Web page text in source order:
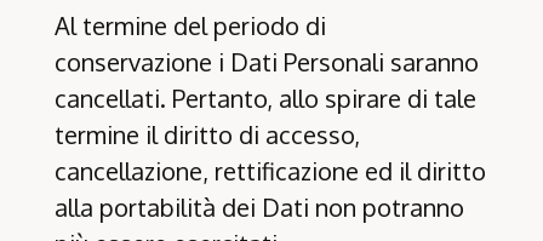
Al termine del periodo di
conservazione i Dati Personali saranno
cancellati. Pertanto, allo spirare di tale
termine il diritto di accesso,
cancellazione, rettificazione ed il diritto
alla portabilità dei Dati non potranno